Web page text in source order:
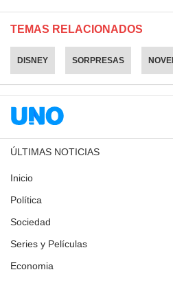
TEMAS RELACIONADOS
DISNEY SORPRESAS
ÚLTIMAS NOTICIAS
Inicio
Política
Sociedad
Series y Películas
Economia